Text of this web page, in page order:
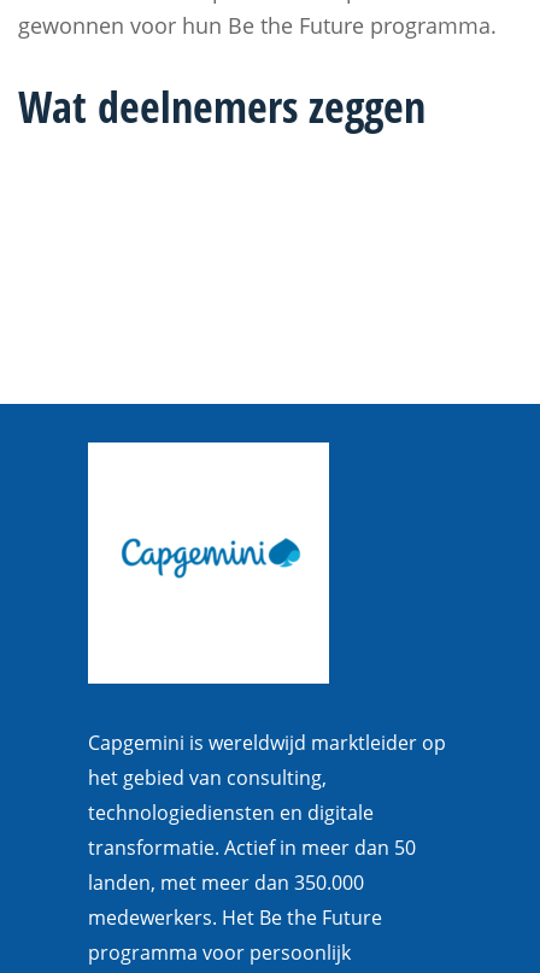
gewonnen voor hun Be the Future programma.
Wat deelnemers zeggen
Capgemini is wereldwijd marktleider op
het gebied van consulting,
technologiediensten en digitale
transformatie. Actief in meer dan 50
landen, met meer dan 350.000
medewerkers. Het Be the Future
programma voor persoonlijk